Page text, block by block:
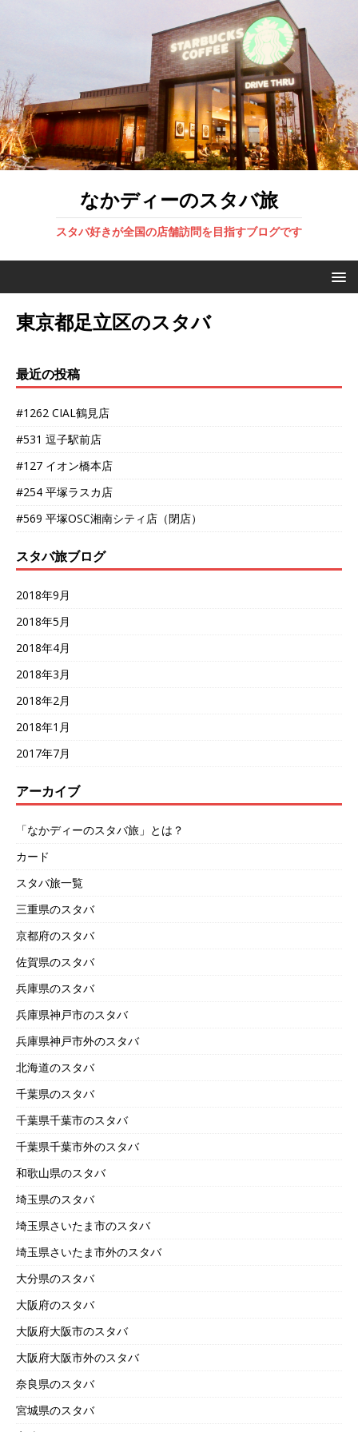
なかディーのスタバ旅
スタバ好きが全国の店舗訪問を目指すブログです
東京都足立区のスタバ
最近の投稿
#1262 CIAL鶴見店
#531 逗子駅前店
#127 イオン橋本店
#254 平塚ラスカ店
#569 平塚OSC湘南シティ店（閉店）
スタバ旅ブログ
2018年9月
2018年5月
2018年4月
2018年3月
2018年2月
2018年1月
2017年7月
アーカイブ
「なかディーのスタバ旅」とは？
カード
スタバ旅一覧
三重県のスタバ
京都府のスタバ
佐賀県のスタバ
兵庫県のスタバ
兵庫県神戸市のスタバ
兵庫県神戸市外のスタバ
北海道のスタバ
千葉県のスタバ
千葉県千葉市のスタバ
千葉県千葉市外のスタバ
和歌山県のスタバ
埼玉県のスタバ
埼玉県さいたま市のスタバ
埼玉県さいたま市外のスタバ
大分県のスタバ
大阪府のスタバ
大阪府大阪市のスタバ
大阪府大阪市外のスタバ
奈良県のスタバ
宮城県のスタバ